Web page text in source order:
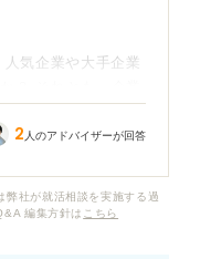
気企業や大手企業
？ それとも、企業
その正答率を実現
2 人のアドバイザーが回答
社が就活相談を実施する過
編集方針は こちら